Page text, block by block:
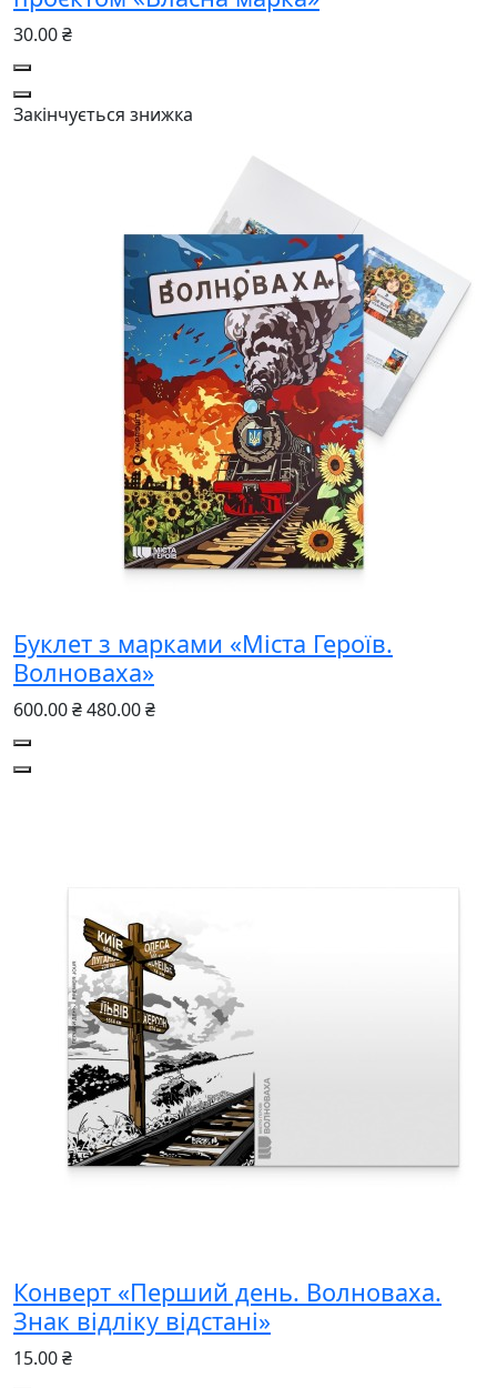
30.00 ₴
Закінчується знижка
Буклет з марками «Міста Героїв.
Волноваха»
600.00 ₴480.00 ₴
Конверт «Перший день. Волноваха.
Знак відліку відстані»
15.00 ₴